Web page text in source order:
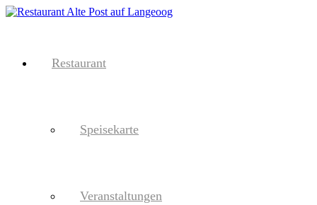
Restaurant
Speisekarte
Veranstaltungen